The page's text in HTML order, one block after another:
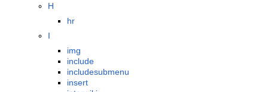
H
hr
I
img
include
includesubmenu
insert